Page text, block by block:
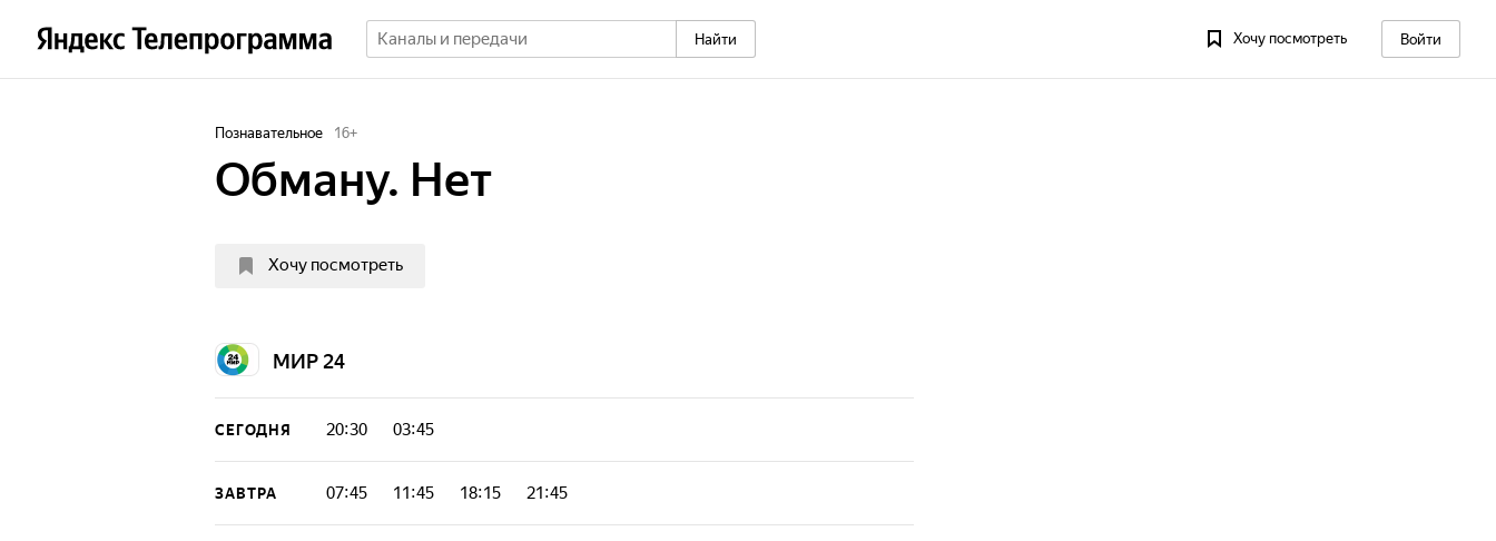
Найти Хочу посмотреть Войти
Познавательное 16+
Обману. Нет
Хочу посмотреть
МИР 24
СЕГОДНЯ 20:30 03:45
ЗАВТРА 07:45 11:45 18:15 21:45